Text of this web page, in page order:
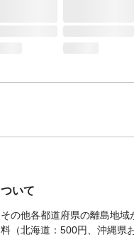
いて
の他各都道府県の離島地域
（北海道：500円、沖縄県